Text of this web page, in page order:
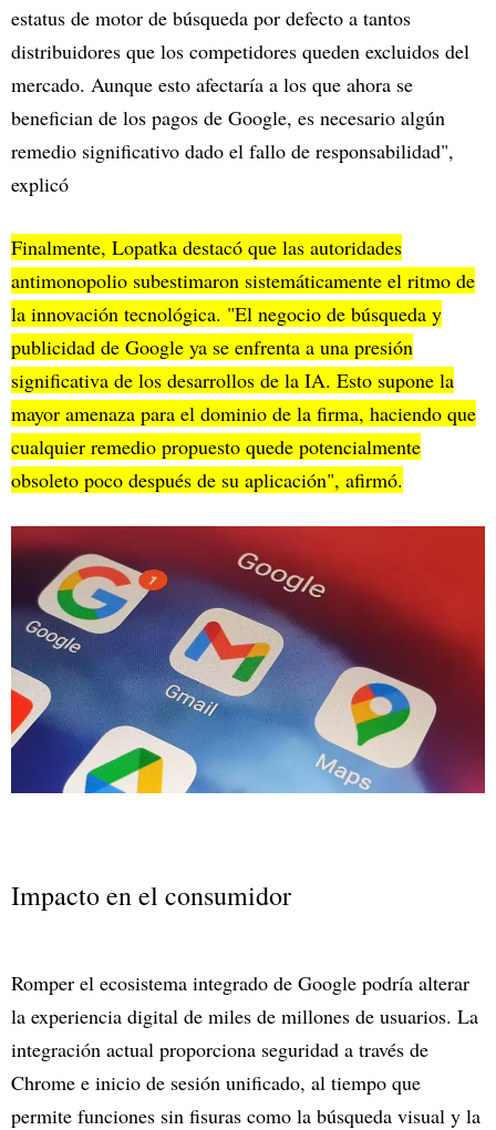
estatus de motor de búsqueda por defecto a tantos
distribuidores que los competidores queden excluidos del
mercado. Aunque esto afectaría a los que ahora se
benefician de los pagos de Google, es necesario algún
remedio significativo dado el fallo de responsabilidad",
explicó
Finalmente, Lopatka destacó que las autoridades
antimonopolio subestimaron sistemáticamente el ritmo de
la innovación tecnológica. "El negocio de búsqueda y
publicidad de Google ya se enfrenta a una presión
significativa de los desarrollos de la IA. Esto supone la
mayor amenaza para el dominio de la firma, haciendo que
cualquier remedio propuesto quede potencialmente
obsoleto poco después de su aplicación", afirmó.
Impacto en el consumidor
Romper el ecosistema integrado de Google podría alterar
la experiencia digital de miles de millones de usuarios. La
integración actual proporciona seguridad a través de
Chrome e inicio de sesión unificado, al tiempo que
permite funciones sin fisuras como la búsqueda visual y la